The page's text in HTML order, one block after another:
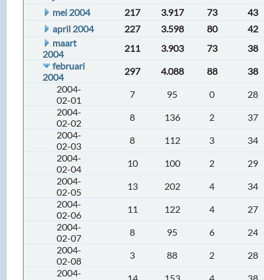
mei 2004
217 3.917 73
43
april 2004
227 3.598 80
42
maart
2004
211 3.903 73
38
februari
2004
297 4.088 88
38
2004-
02-01
7 95 0
28
2004-
02-02
8 136 2
37
2004-
02-03
8 112 3
34
2004-
02-04
10 100 2
29
2004-
02-05
13 202 4
34
2004-
02-06
11 122 4
27
2004-
02-07
8 95 6
24
2004-
02-08
3 88 2
28
2004-